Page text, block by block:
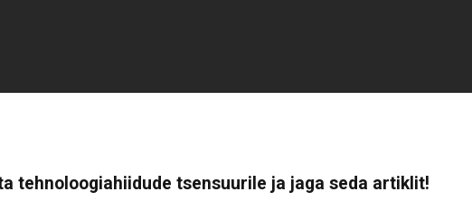
tehnoloogiahiidude tsensuurile ja jaga seda artiklit!